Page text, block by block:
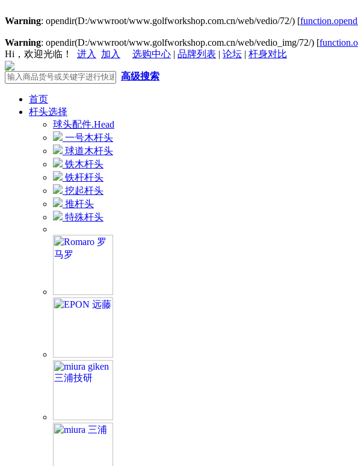
Warning: opendir(D:/wwwroot/www.golfworkshop.com.cn/web/vedio/72/) [
Warning: opendir(D:/wwwroot/www.golfworkshop.com.cn/web/vedio_img/72/) [
Hi，欢迎光临！
进入 加入 选购中心 | 品牌列表 | 论坛 | 杆身对比
高级搜索
首页
杆头选择
球头配件.Head
一号木杆头
球道木杆头
铁木杆头
铁杆杆头
挖起杆头
推杆头
特殊杆头